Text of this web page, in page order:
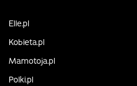
Elle.pl
Kobieta.pl
Mamotoja.pl
Polki.pl